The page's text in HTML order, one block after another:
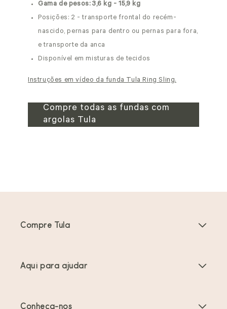
Gama de pesos: 3,6 kg - 15,9 kg
Posições: 2 - transporte frontal do recém-
nascido, pernas para dentro ou pernas para fora,
e transporte da anca
Disponível em misturas de tecidos
Instruções em vídeo da funda Tula Ring Sling.
Compre todas as fundas com
argolas Tula
Compre Tula
Aqui para ajudar
Conheça-nos